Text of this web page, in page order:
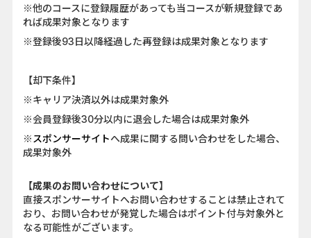
※他のコースに登録履歴があっても当コースが新規登録であ
れば成果対象となります
※登録後93日以降経過した再登録は成果対象となります
【却下条件】
※キャリア決済以外は成果対象外
※会員登録後30分以内に退会した場合は成果対象外
※ スポンサーサイトへ成果に関する問い合わせをした場合、
成果対象外
【成果のお問い合わせについて】
直接スポンサーサイトへお問い合わせすることは禁止されて
おり、お問い合わせが発覚した場合はポイント付与対象外と
なる可能性がございます。